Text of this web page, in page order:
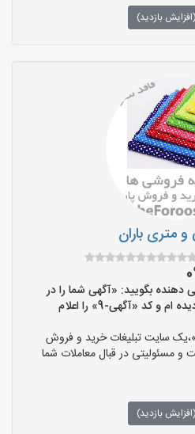
بازدید)
متری باران
دهنده بگویید: «آگهی شما را در
سایت «پارچه فروشی ها» دیده ام و کد «آگهی-9» را اعلام
سایت تبلیغات خرید و فروش
مسئولیتی در قبال معاملات شما
بازدید)